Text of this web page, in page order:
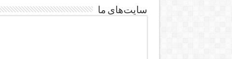
سایت‌های ما